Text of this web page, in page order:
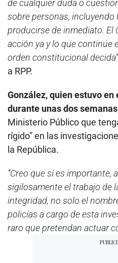
de cualquier duda o
sobre personas, incluyendo
producirse de inmediato. El
acción ya y lo que continúe
orden constitucional decida”
a RPP.
González, quien estuvo
durante unas dos semanas
Ministerio Público que
rígido” en las
la República.
“Creo que sí es importante,
sigilosamente el trabajo de
integridad, no solo el
policías a cargo de esta
raro que pretendan actuar